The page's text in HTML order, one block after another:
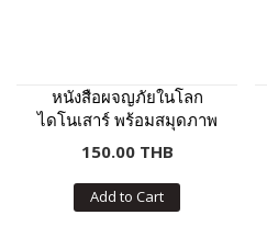
หนังสือผจญภัยในโลก
ไดโนเสาร์ พร้อมสมุดภาพ
และดินเบาปั้นแปะ
Dinosaurs : ภาพไดโนเสาร์
8 ฉาก 11 ตัว ดินเบา 8 สี
150.00 THB
Add to Cart